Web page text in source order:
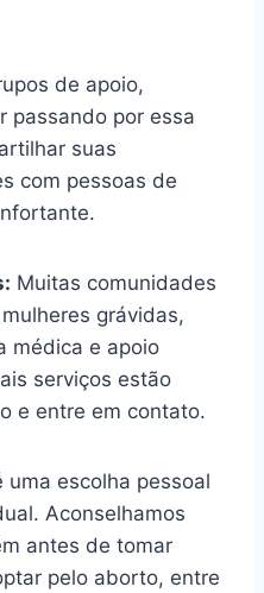
de apoio,
passando por essa
suas
com pessoas de
Muitas comunidades
grávidas,
médica e apoio
serviços estão
e entre em contato.
uma escolha pessoal
Aconselhamos
antes de tomar
pelo aborto, entre